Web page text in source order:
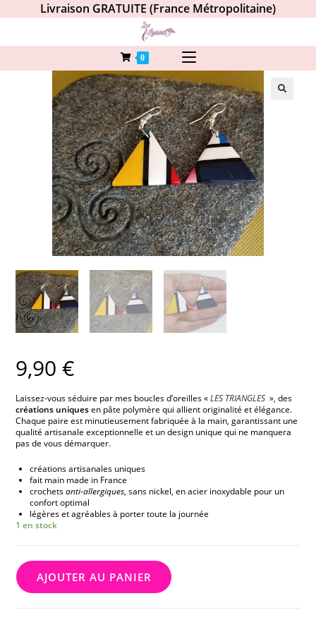
Livraison GRATUITE (France Métropolitaine)
0
9,90 €
Laissez-vous séduire par mes boucles d’oreilles «LES TRIANGLES », des
créations uniquesen pâte polymère qui allient originalité et élégance.
Chaque paire est minutieusement fabriquée à la main, garantissant une
qualité artisanale exceptionnelle et un design unique qui ne manquera
pas de vous démarquer.
créations artisanales uniques
fait main made in France
crochetsanti-allergiques, sans nickel, en acier inoxydable pour un
confort optimal
légères et agréables à porter toute la journée
1 en stock
AJOUTER AU PANIER